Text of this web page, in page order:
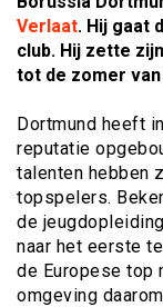
Verlaat. Hij gaat
club. Hij zette
tot de zomer van
Dortmund heeft
reputatie
talenten hebben
topspelers.
de
naar het eerste
de Europese top
omgeving